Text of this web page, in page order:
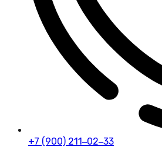
+7 (900) 211‒02‒33